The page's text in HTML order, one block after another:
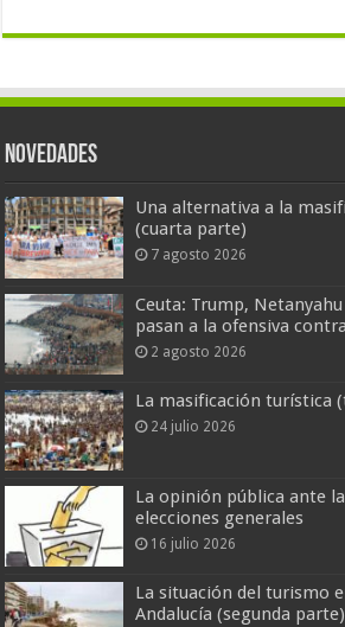
Novedades
Una alternativa a la
(cuarta parte)
7 agosto 2026
Ceuta: Trump,
pasan a la ofensiva
2 agosto 2026
La masificación turística
24 julio 2026
La opinión pública ante
elecciones generales
16 julio 2026
La situación del turismo
Andalucía (segunda parte)